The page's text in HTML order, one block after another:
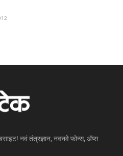
नवं तंत्रज्ञान, नवनवे फोन्स, ॲप्स